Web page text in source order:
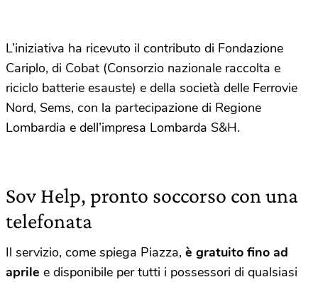
L’iniziativa ha ricevuto il contributo di Fondazione
Cariplo, di Cobat (Consorzio nazionale raccolta e
riciclo batterie esauste) e della società delle Ferrovie
Nord, Sems, con la partecipazione di Regione
Lombardia e dell’impresa Lombarda S&H.
Sov Help, pronto soccorso con una
telefonata
Il servizio, come spiega Piazza, è gratuito fino ad
aprile e disponibile per tutti i possessori di qualsiasi